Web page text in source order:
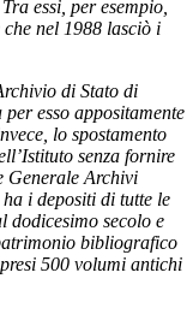
essi, per esempio,
nel 1988 lasciò i
di Stato di
esso appositamente
lo spostamento
senza fornire
Generale Archivi
i depositi di tutte le
dodicesimo secolo e
bibliografico
500 volumi antichi